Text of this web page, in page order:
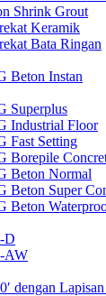
Shrink Grout
Keramik
Bata Ringan
Beton Instan
Superplus
Industrial Floor
Fast Setting
Borepile
Beton Normal
Beton Super
Beton
D
AW
dengan